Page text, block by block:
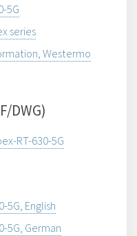
5G
series
Westermo
DWG)
RT-630-5G
5G, English
5G, German